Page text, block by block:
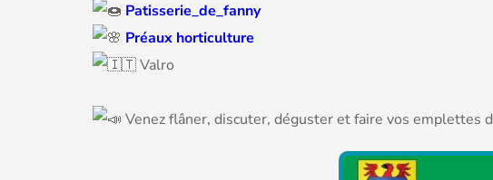
Patisserie_de_fanny
Préaux horticulture
Valro
Venez flâner, discuter, déguster et faire vos emplettes